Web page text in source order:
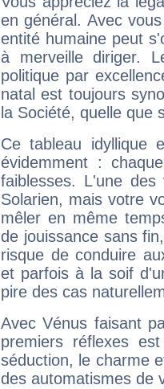
en général. Avec
entité humaine peut
à merveille diriger.
politique par
natal est toujours
la Société, quelle que
Ce tableau idyllique
évidemment :
faiblesses. L'une
Solarien, mais votre
mêler en même
de jouissance sans
risque de conduire
et parfois à la soif
pire des cas
Avec Vénus faisant
premiers réflexes
séduction, le charme
des automatismes de